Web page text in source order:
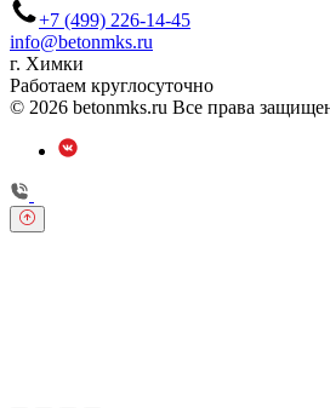
+7 (499) 226-14-45
info@betonmks.ru
г. Химки
Работаем круглосуточно
© 2026 betonmks.ru Все права